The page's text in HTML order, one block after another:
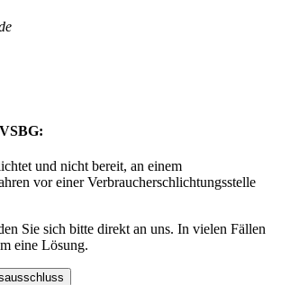
und nicht bereit, an einem
vor einer Verbraucherschlichtungsstelle
Sie sich bitte direkt an uns. In vielen Fällen
eine Lösung.